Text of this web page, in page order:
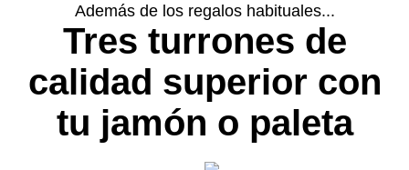
Además de los regalos habituales...
Tres turrones de
calidad superior con
tu jamón o paleta